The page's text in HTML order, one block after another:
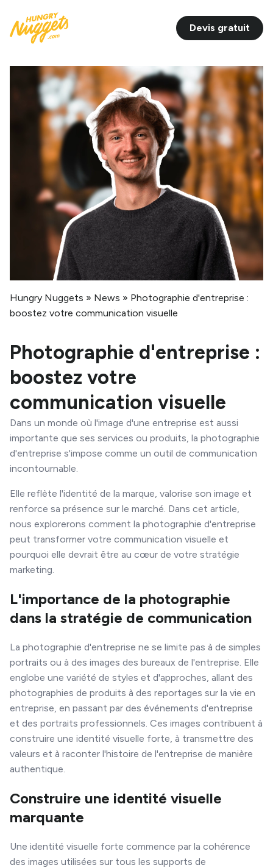
Devis gratuit
Hungry Nuggets » News » Photographie d'entreprise :
boostez votre communication visuelle
Photographie d'entreprise :
boostez votre
communication visuelle
Dans un monde où l'image d'une entreprise est aussi
importante que ses services ou produits, la photographie
d'entreprise s'impose comme un outil de communication
incontournable.
Elle reflète l'identité de la marque, valorise son image et
renforce sa présence sur le marché. Dans cet article,
nous explorerons comment la photographie d'entreprise
peut transformer votre communication visuelle et
pourquoi elle devrait être au cœur de votre stratégie
marketing.
L'importance de la photographie
dans la stratégie de communication
La photographie d'entreprise ne se limite pas à de simples
portraits ou à des images des bureaux de l'entreprise. Elle
englobe une variété de styles et d'approches, allant des
photographies de produits à des reportages sur la vie en
entreprise, en passant par des événements d'entreprise
et des portraits professionnels. Ces images contribuent à
construire une identité visuelle forte, à transmettre des
valeurs et à raconter l'histoire de l'entreprise de manière
authentique.
Construire une identité visuelle
marquante
Une identité visuelle forte commence par la cohérence
des images utilisées sur tous les supports de